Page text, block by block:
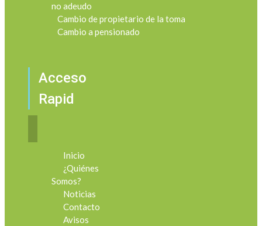
no adeudo
Cambio de propietario de la toma
Cambio a pensionado
Acceso
Rapid
Inicio
¿Quiénes
Somos?
Noticias
Contacto
Avisos